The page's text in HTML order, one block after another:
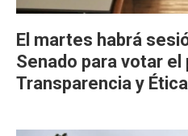
El martes habrá
Senado para votar
Transparencia y